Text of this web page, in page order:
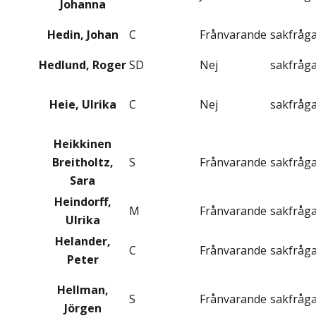
Johanna
Hedin, Johan C Frånvarande
Hedlund, RogerSD Nej
Heie, Ulrika C Nej
Heikkinen
Breitholtz,
Sara
S Frånvarande
Heindorff,
Ulrika
M Frånvarande
Helander,
Peter
C Frånvarande
Hellman,
Jörgen
S Frånvarande